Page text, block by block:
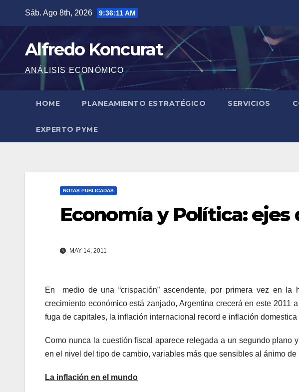
contenido
Sáb. Ago 8th, 2026 9:36:11 AM
Alfredo Koncurat
ANÁLISIS ECONÓMICO
HOME PLANEAMIENTO ESTRATÉGICO SERVICIOS
EXPERTO PYME
NOTAS PUBLICADAS
Economía y Política: ejes
MAY 14, 2011
En medio de una “crispación” ascendente, por primera vez en
crecimiento económico está zanjado, Argentina crecerá en este 2011
fuga de capitales, la inflación internacional record e inflación domestica
Como nunca la cuestión fiscal aparece relegada a un segundo plano
en el nivel del tipo de cambio, variables más que sensibles al ánimo de
La inflación en el mundo